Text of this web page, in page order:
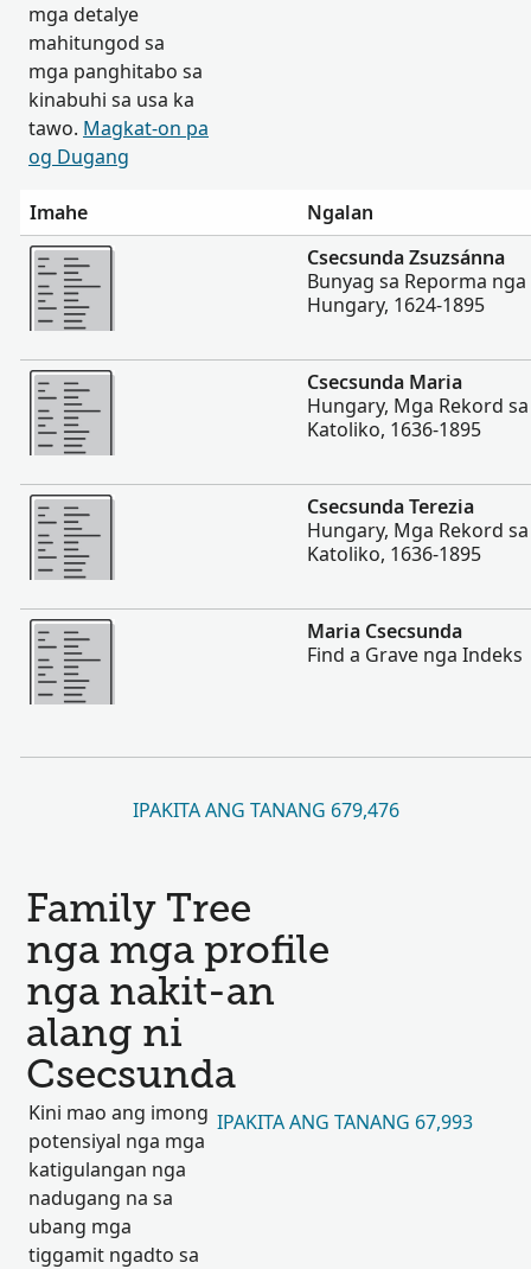
mga detalye
mahitungod sa
mga panghitabo sa
kinabuhi sa usa ka
tawo. Magkat-on pa
og Dugang
Imahe
Ngalan
Dugang pa
Csecsunda Zsuzsánna
Bunyag sa Reporma
Hungary, 1624-1895
Dugang pa
Csecsunda Maria
Hungary, Mga Rekord
Katoliko, 1636-1895
Dugang pa
Csecsunda Terezia
Hungary, Mga Rekord
Katoliko, 1636-1895
Dugang pa
Maria Csecsunda
Find a Grave nga Indeks
IPAKITA ANG TANANG 679,476
Family Tree
nga mga profile
nga nakit-an
alang ni
Csecsunda
Kini mao ang imong
potensiyal nga mga
katigulangan nga
nadugang na sa
ubang mga
tiggamit ngadto sa
IPAKITA ANG TANANG 67,993